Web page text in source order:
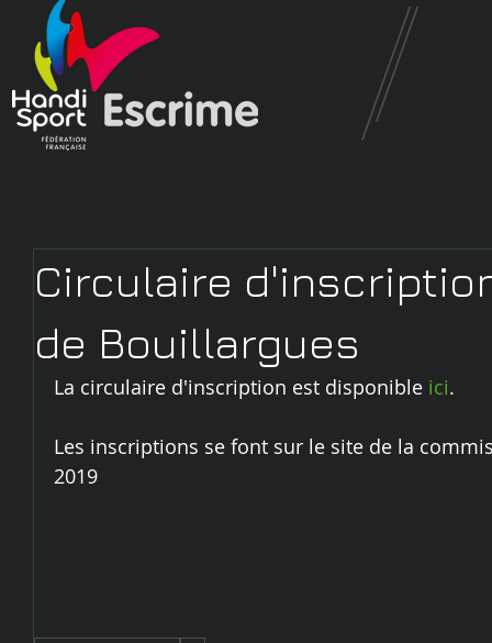
Circulaire
de Bouillargues
La circulaire d'inscription est disponible ici.
Les inscriptions se font sur le site de la
2019